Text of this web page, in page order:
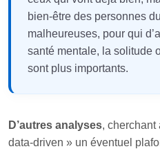
bien-être des personnes
malheureuses, pour qui
santé mentale, la solitude
sont plus importants.
D’autres analyses, cherchant
data‑driven » un éventuel